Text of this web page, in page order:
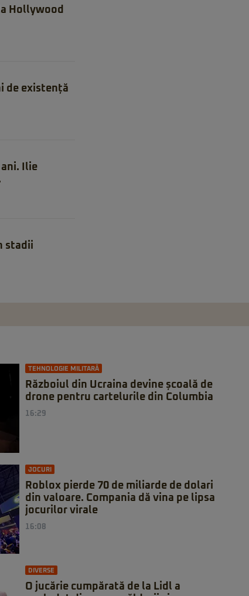
Hollywood
de existență
Ilie
stadii
TEHNOLOGIE MILITARĂ
Războiul din Ucraina devine școală de
drone pentru cartelurile din Columbia
16:29
JOCURI
Roblox pierde 70 de miliarde de dolari
din valoare. Compania dă vina pe lipsa
jocurilor virale
16:08
DIVERSE
O jucărie cumpărată de la Lidl a